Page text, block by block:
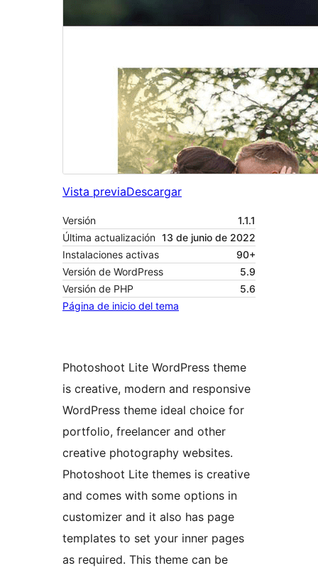
Vista previaDescargar
Versión
1.1.1
Última actualización 13 de junio de 2022
Instalaciones activas
90+
Versión de WordPress
5.9
Versión de PHP
5.6
Página de inicio del tema
Photoshoot Lite WordPress theme
is creative, modern and responsive
WordPress theme ideal choice for
portfolio, freelancer and other
creative photography websites.
Photoshoot Lite themes is creative
and comes with some options in
customizer and it also has page
templates to set your inner pages
as required. This theme can be